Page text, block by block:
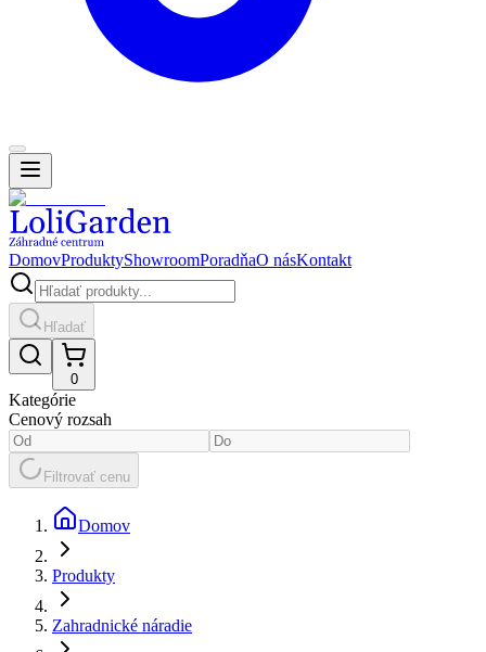
DomovProduktyShowroomPoradňaO násKontakt
Hľadať
0
Kategórie
Cenový rozsah
Filtrovať cenu
Domov
Produkty
Zahradnické náradie